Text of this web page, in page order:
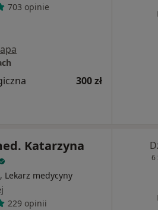
703 opinie
300 zł
Katarzyna
medycyny
229 opinii
6